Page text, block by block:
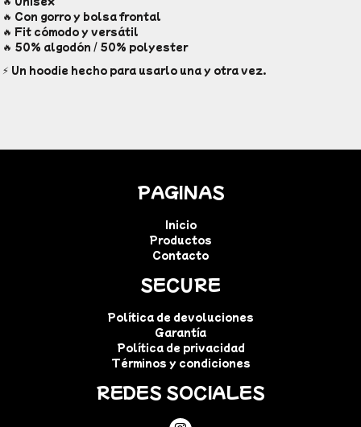
🔥 Con gorro y bolsa frontal
🔥 Fit cómodo y versátil
🔥 50% algodón / 50% polyester
⚡ Un hoodie hecho para usarlo una y otra vez.
PAGINAS
Inicio
Productos
Contacto
SECURE
Política de devoluciones
Garantía
Política de privacidad
Términos y condiciones
REDES SOCIALES